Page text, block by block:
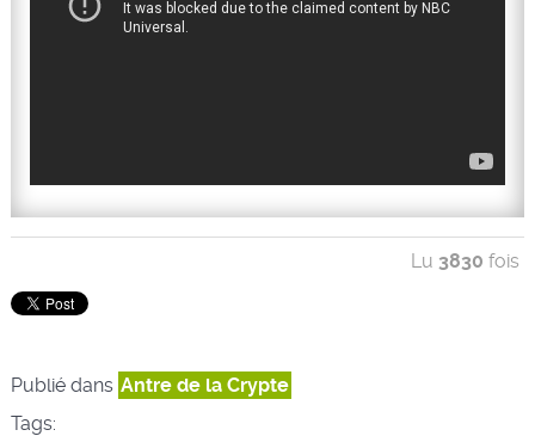
Lu 3830 fois
Publié dans Antre de la Crypte
Tags: